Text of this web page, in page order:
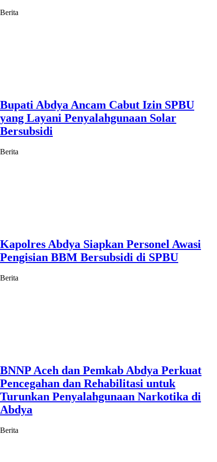
Berita
Bupati Abdya Ancam Cabut Izin SPBU
yang Layani Penyalahgunaan Solar
Bersubsidi
Berita
Kapolres Abdya Siapkan Personel Awasi
Pengisian BBM Bersubsidi di SPBU
Berita
BNNP Aceh dan Pemkab Abdya Perkuat
Pencegahan dan Rehabilitasi untuk
Turunkan Penyalahgunaan Narkotika di
Abdya
Berita